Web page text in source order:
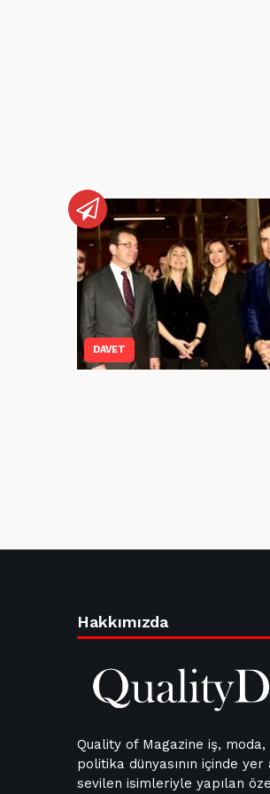
DAVET
Hakkımızda
Quality of Magazine iş,
politika dünyasının içinde
sevilen isimleriyle yapılan